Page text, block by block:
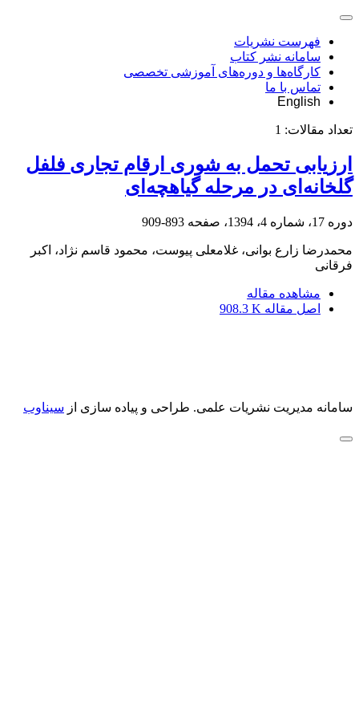
فهرست نشریات
سامانه نشر کتاب
کارگاه‌ها و دوره‌های آموزشی تخصصی
تماس با ما
English
تعداد مقالات: 1
ارزیابی تحمل به شوری ارقام تجاری فلفل
گلخانه‌ای در مرحله گیاهچه‌ای
دوره 17، شماره 4، 1394، صفحه 893-909
محمدرضا زارع بوانی، غلامعلی پیوست، محمود قاسم نژاد، اکبر
فرقانی
مشاهده مقاله
اصل مقاله 908.3 K
سامانه مدیریت نشریات علمی. طراحی و پیاده سازی از سیناوب